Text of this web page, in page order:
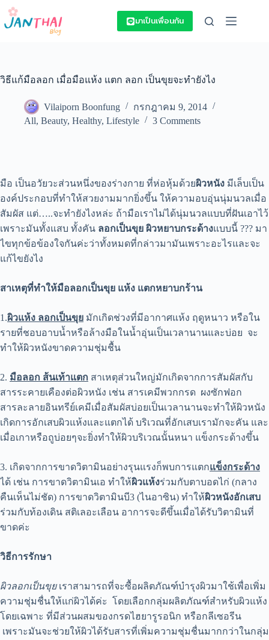
Skip
content
มาเป็นเพื่อนกัน
วิธีแก้มือลอก เมื่อมือแห้ง แตก ลอก เป็นขุยจะทำยังไง
Vilaiporn Boonfung
กรกฎาคม 9, 2014
All, Beauty, Healthy, Lifestyle 3 Comments
มือ เป็นอวัยวะส่วนหนึ่งของร่างกาย ที่ห่อหุ้มด้วยผิวหนัง มีเล็บเป็น
องค์ประกอบที่ทำให้สวยงามมากยิ่งขึ้น ให้ความอบอุ่นนุ่มนวลเมื่อ
สัมผัส แต่…..จะทำยังไงหล่ะ ถ้ามือเราไม่ได้นุ่มนวลแบบที่ฝันเอาไว้
เพราะมันทั้งแสบ ทั้งคัน ลอกเป็นขุย ผิวหยาบกระด้างแบบนี้ ??? มา
ไขทุกข้อข้องใจกันค่ะว่าทั้งหมดที่กล่าวมามันเพราะอะไรและจะ
แก้ไขยังไง
สาเหตุที่ทำให้มือลอกเป็นขุย แห้ง แตกหยาบกร้าน
1.ผิวแห้ง ลอกเป็นขุย มักเกิดช่วงที่มีอากาศแห้ง ฤดูหนาว หรือใน
รายที่ชอบอาบน้ำหรือล้างมือในน้ำอุ่นเป็นเวลานานและบ่อย จะ
ทำให้ผิวหนังขาดความชุ่มชื้น
2. มือลอก ส้นเท้าแตก สาเหตุส่วนใหญ่มักเกิดจากการสัมผัสกับ
สารระคายเคืองต่อผิวหนัง เช่น สารเคมีพวกกรด ผงซักฟอก
สารละลายอินทรีย์เคมีเมื่อสัมผัสบ่อยเป็นเวลานานจะทำให้ผิวหนัง
เกิดการอักเสบผิวแห้งและแตกได้ บริเวณที่อักเสบเรามักจะคัน และ
เมื่อเกาหรือถูบ่อยๆจะยิ่งทำให้ผิวบริเวณนั้นหนา แข็งกระด้างขึ้น
3. เกิดจากการขาดวิตามินอย่างรุนแรงก็พบการแตกแข็งกระด้าง
ได้ เช่น การขาดวิตามินเอ ทำให้ผิวแห้งร่วมกับตาบอดไก่ (กลาง
คืนเห็นไม่ชัด) การขาดวิตามินบี3 (ไนอาซิน) ทำให้ผิวหนังอักเสบ
ร่วมกับท้องเดิน สติเลอะเลือน อาการจะดีขึ้นเมื่อได้รับวิตามินที่
ขาดค่ะ
วิธีการรักษา
ผิวลอกเป็นขุยเราสามารถที่จะซื้อผลิตภัณฑ์บำรุงผิวมาใช้เพื่อเพิ่ม
ความชุ่มชื่นให้แก่ผิวได้ค่ะ โดยเลือกกลุ่มผลิตภัณฑ์สำหรับผิวแห้ง
โดยเฉพาะ ที่มีส่วนผสมของกรดไฮยารูรอนิก หรือกลีเซอรีน
เพราะมันจะช่วยให้ผิวได้รับสารที่เพิ่มความชุ่มชื่นมากกว่าในกลุ่ม